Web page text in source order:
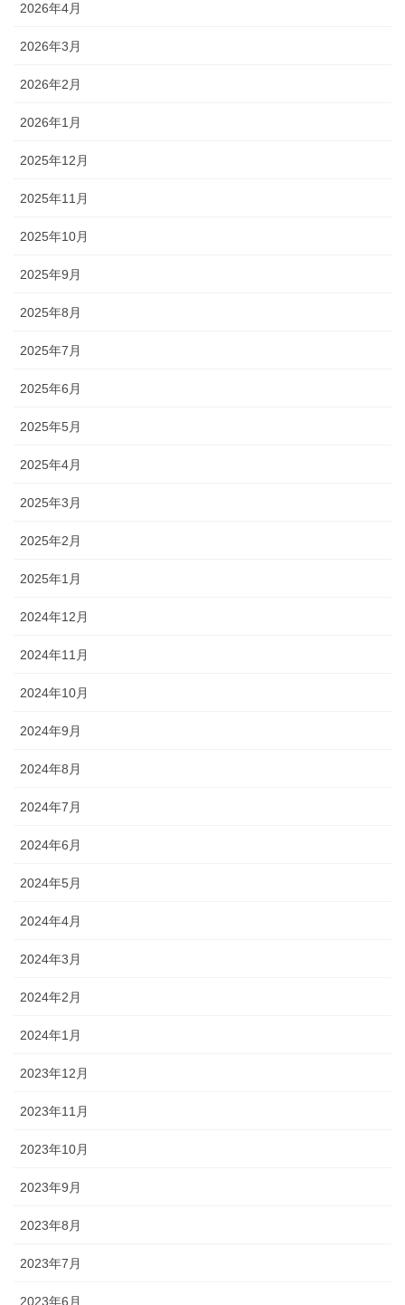
2026年4月
2026年3月
2026年2月
2026年1月
2025年12月
2025年11月
2025年10月
2025年9月
2025年8月
2025年7月
2025年6月
2025年5月
2025年4月
2025年3月
2025年2月
2025年1月
2024年12月
2024年11月
2024年10月
2024年9月
2024年8月
2024年7月
2024年6月
2024年5月
2024年4月
2024年3月
2024年2月
2024年1月
2023年12月
2023年11月
2023年10月
2023年9月
2023年8月
2023年7月
2023年6月